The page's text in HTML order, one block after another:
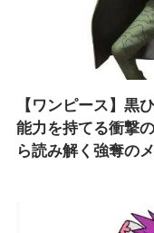
【ワンピース】黒
能力を持てる衝撃
ら読み解く強奪の